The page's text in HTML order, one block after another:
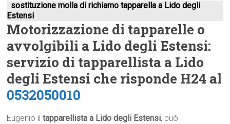
sostituzione molla di richiamo tapparella a Lido degli
Estensi
Motorizzazione di tapparelle o
avvolgibili a Lido degli Estensi:
servizio di tapparellista a Lido
degli Estensi che risponde H24 al
0532050010
Eugenio iltapparellista a Lido degli Estensi, può